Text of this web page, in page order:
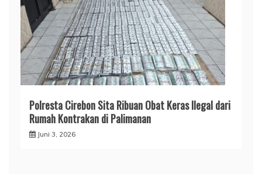
Polresta Cirebon Sita Ribuan Obat Keras Ilegal dari
Rumah Kontrakan di Palimanan
Juni 3, 2026